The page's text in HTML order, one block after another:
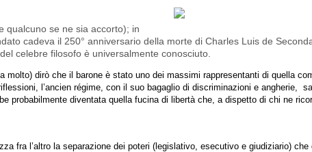
qualcuno se ne sia accorto); in
cadeva il 250° anniversario della morte di Charles Luis de
celebre filosofo è universalmente conosciuto.
dirò che il barone è stato uno dei massimi rappresentanti di quella
l’ancien régime, con il suo bagaglio di discriminazioni e angherie,
probabilmente diventata quella fucina di libertà che, a dispetto di chi ne
fra l’altro la separazione dei poteri (legislativo, esecutivo e giudiziario) che